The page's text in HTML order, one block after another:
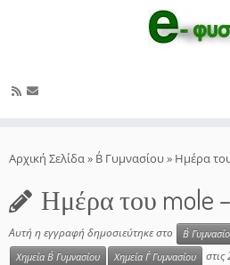
στο
Αρχική Σελίδα» Β΄ Γυμνασίου» Ημέρα
Ημέρα του mole
Αυτή η εγγραφή δημοσιεύτηκε στο Β΄
Χημεία Β΄ Γυμνασίου
Χημεία Γ΄ Γυμνασίου στις